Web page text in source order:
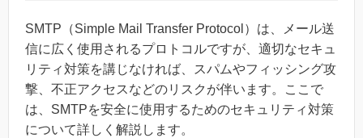
SMTP（Simple Mail Transfer Protocol）は、メール送
信に広く使用されるプロトコルですが、適切なセキュ
リティ対策を講じなければ、スパムやフィッシング攻
撃、不正アクセスなどのリスクが伴います。ここで
は、SMTPを安全に使用するためのセキュリティ対策
について詳しく解説します。